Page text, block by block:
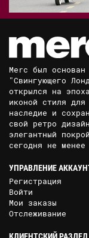
Merc был
"Свингующего
открылся на
иконой стиля
наследие и
свой ретро
элегантный
сегодня не
УПРАВЛЕНИЕ
Регистрация
Войти
Мои заказы
Отслеживание